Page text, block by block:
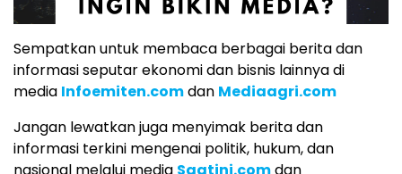
Sempatkan untuk membaca berbagai berita dan
informasi seputar ekonomi dan bisnis lainnya di
media Infoemiten.comdan Mediaagri.com
Jangan lewatkan juga menyimak berita dan
informasi terkini mengenai politik, hukum, dan